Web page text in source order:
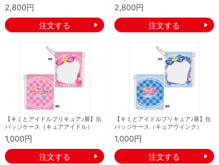
2,800円 2,800円
【キミとアイドルプリキュア♪展】缶
バッジケース（キュアアイドル）
1,000円
【キミとアイドルプリキュア♪展】缶
バッジケース（キュアウインク）
1,000円